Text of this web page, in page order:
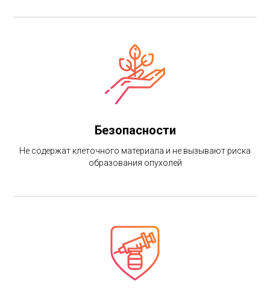
Безопасности
Не содержат клеточного материала и не вызывают риска
образования опухолей